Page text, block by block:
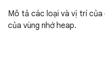
Mô tả các loại và vị trí
của vùng nhớ heap.